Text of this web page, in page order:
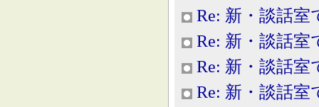
Re: 新・談話室
Re: 新・談話室
Re: 新・談話室
Re: 新・談話室